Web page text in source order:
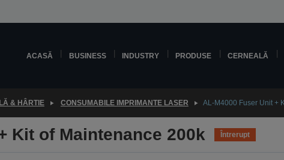
ACASĂ BUSINESS INDUSTRY PRODUSE CERNEALĂ
& HÂRTIE CONSUMABILE IMPRIMANTE LASER AL-M4000 Fuser Unit +
Kit of Maintenance 200k Întrerupt